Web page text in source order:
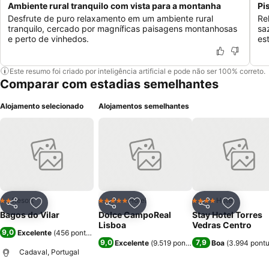
Ambiente rural tranquilo com vista para a montanha
Desfrute de puro relaxamento em um ambiente rural
tranquilo, cercado por magníficas paisagens montanhosas
e perto de vinhedos.
Este resumo foi criado por inteligência artificial e pode não ser 100% correto.
Comparar com estadias semelhantes
Alojamento selecionado
PartilharAdicionar aos favoritos
2 Estrelas
Resort
Bagos do Vilar
9,0 Excelente (456 pontuações
Cadaval, Portugal
Alojamentos semelhantes
PartilharAdicionar aos favoritos
5 EstrelasHotel
Dolce CampoReal
Lisboa
9,0 Excelente (9.519 pontuações)
Partilhar
4 EstrelasHotel
Stay Hotel Torres
Vedras Centro
7,9 Boa (3.994